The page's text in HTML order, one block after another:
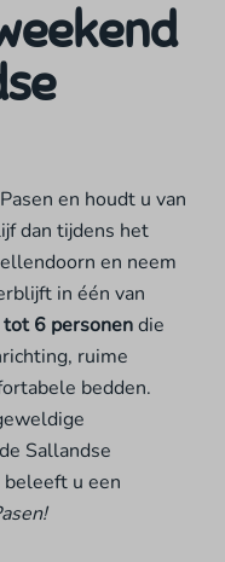
en houdt u van
dan tijdens het
en neem
in één van
6 personendie
ruime
bedden.
Sallandse
u een